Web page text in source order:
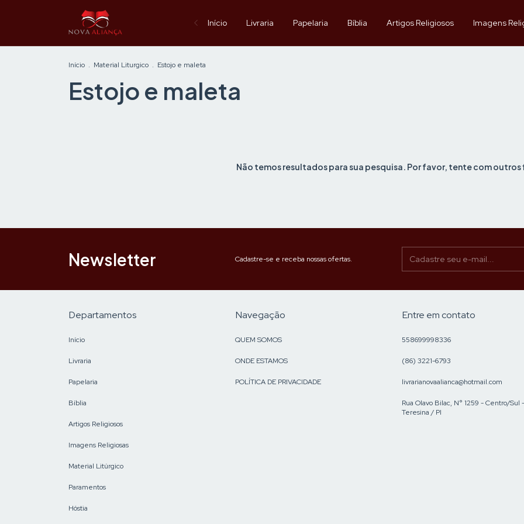
Início Livraria Papelaria Bíblia Artigos Religiosos Imagens
Início . Material Liturgico . Estojo e maleta
Estojo e maleta
Não temos resultados para sua pesquisa. Por favor, tente com
Newsletter Cadastre-se e receba nossas ofertas.
Departamentos
Início
Livraria
Papelaria
Bíblia
Artigos Religiosos
Imagens Religiosas
Material Litúrgico
Paramentos
Hóstia
Navegação
QUEM SOMOS
ONDE ESTAMOS
POLÍTICA DE PRIVACIDADE
Entre em contato
558699998336
(86) 3221-6793
livrarianovaalianca@hotmail.com
Rua Olavo Bilac, N° 1259 - Centro/Sul -
Teresina / PI